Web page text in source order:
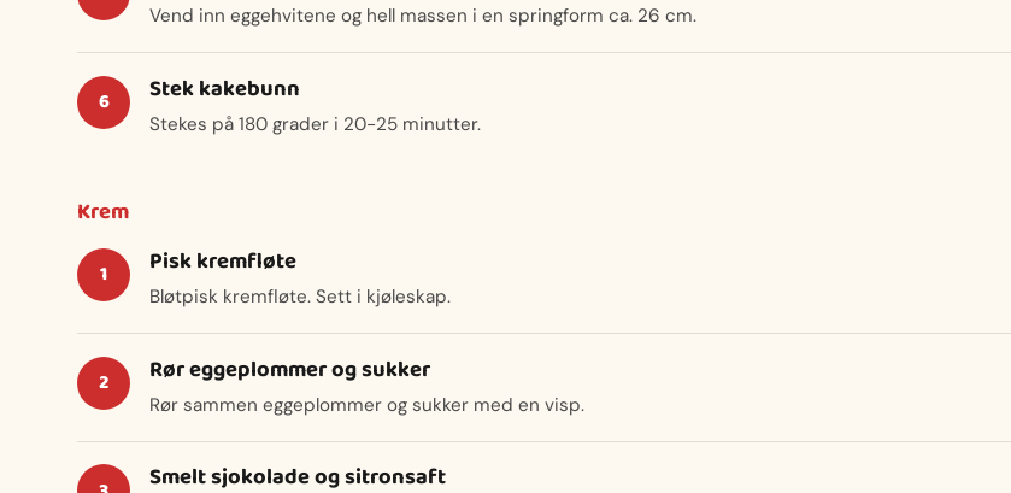
Vend inn eggehvitene og hell massen i en springform ca. 26 cm.
Stek kakebunn
Stekes på 180 grader i 20-25 minutter.
Krem
Pisk kremfløte
Bløtpisk kremfløte. Sett i kjøleskap.
Rør eggeplommer og sukker
Rør sammen eggeplommer og sukker med en visp.
Smelt sjokolade og sitronsaft